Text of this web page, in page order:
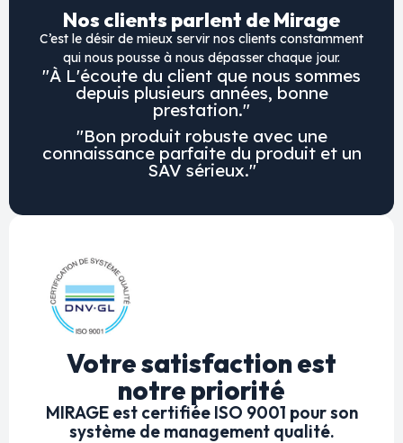
Nos clients parlent de Mirage
C’est le désir de mieux servir nos clients constamment
qui nous pousse à nous dépasser chaque jour.
"À L'écoute du client que nous sommes
depuis plusieurs années, bonne
prestation."
"Bon produit robuste avec une
connaissance parfaite du produit et un
SAV sérieux."
Votre satisfaction est
notre priorité
MIRAGE est certifiée ISO 9001 pour son
système de management qualité.